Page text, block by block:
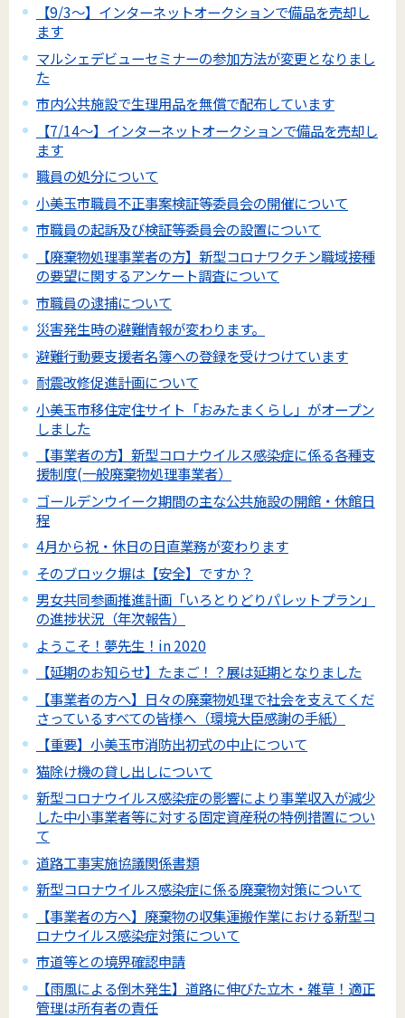
【9/3～】インターネットオークションで備品を売却し
ます
マルシェデビューセミナーの参加方法が変更となりまし
た
市内公共施設で生理用品を無償で配布しています
【7/14～】インターネットオークションで備品を売却し
ます
職員の処分について
小美玉市職員不正事案検証等委員会の開催について
市職員の起訴及び検証等委員会の設置について
【廃棄物処理事業者の方】新型コロナワクチン職域接種
の要望に関するアンケート調査について
市職員の逮捕について
災害発生時の避難情報が変わります。
避難行動要支援者名簿への登録を受けつけています
耐震改修促進計画について
小美玉市移住定住サイト「おみたまくらし」がオープン
しました
【事業者の方】新型コロナウイルス感染症に係る各種支
援制度(一般廃棄物処理事業者）
ゴールデンウイーク期間の主な公共施設の開館・休館日
程
4月から祝・休日の日直業務が変わります
そのブロック塀は【安全】ですか？
男女共同参画推進計画「いろとりどりパレットプラン」
の進捗状況（年次報告）
ようこそ！夢先生！in 2020
【延期のお知らせ】たまご！？展は延期となりました
【事業者の方へ】日々の廃棄物処理で社会を支えてくだ
さっているすべての皆様へ（環境大臣感謝の手紙）
【重要】小美玉市消防出初式の中止について
猫除け機の貸し出しについて
新型コロナウイルス感染症の影響により事業収入が減少
した中小事業者等に対する固定資産税の特例措置につい
て
道路工事実施協議関係書類
新型コロナウイルス感染症に係る廃棄物対策について
【事業者の方へ】廃棄物の収集運搬作業における新型コ
ロナウイルス感染症対策について
市道等との境界確認申請
【雨風による倒木発生】道路に伸びた立木・雑草！適正
管理は所有者の責任